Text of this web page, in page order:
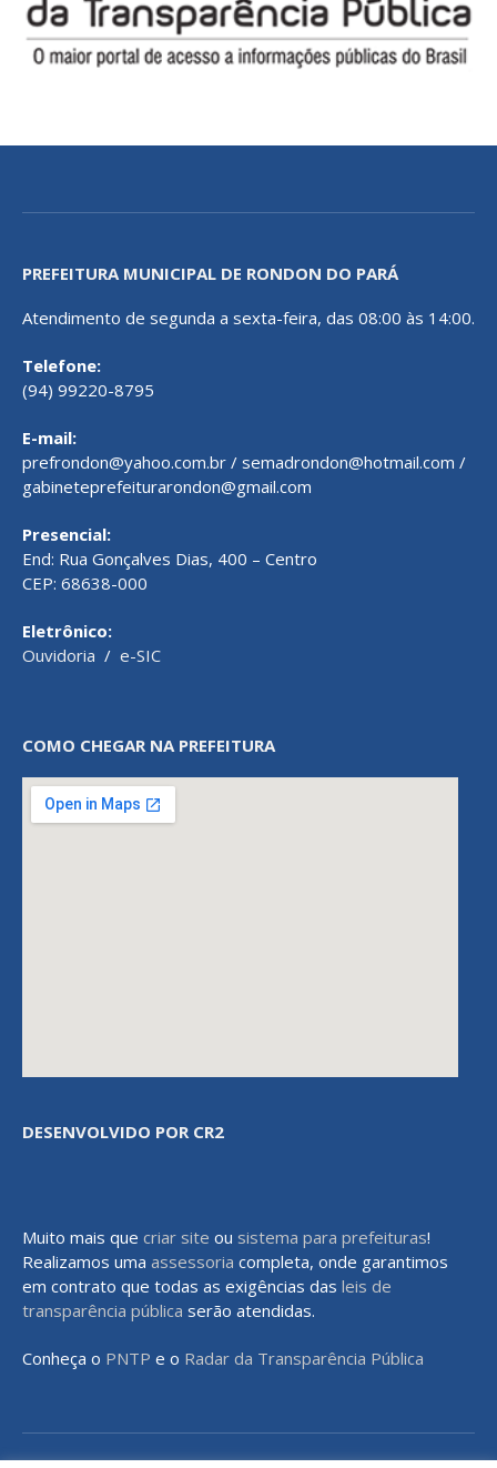
PREFEITURA MUNICIPAL DE RONDON DO PARÁ
Atendimento de segunda a sexta-feira, das 08:00 às 14:00.
Telefone:
(94) 99220-8795
E-mail:
prefrondon@yahoo.com.br / semadrondon@hotmail.com /
gabineteprefeiturarondon@gmail.com
Presencial:
End: Rua Gonçalves Dias, 400 – Centro
CEP: 68638-000
Eletrônico:
Ouvidoria / e-SIC
COMO CHEGAR NA PREFEITURA
DESENVOLVIDO POR CR2
Muito mais que criar site ou sistema para prefeituras!
Realizamos uma assessoria completa, onde garantimos
em contrato que todas as exigências das leis de
transparência pública serão atendidas.
Conheça o PNTP e o Radar da Transparência Pública